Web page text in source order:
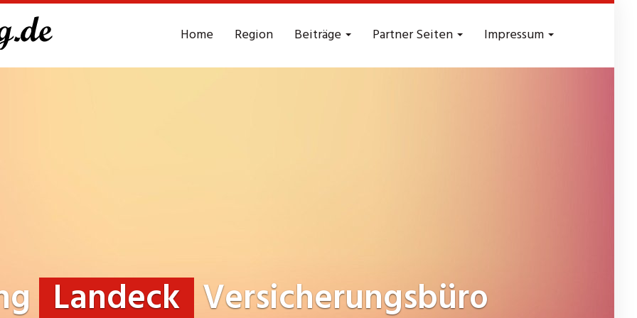
Home Region Beiträge Partner Seiten Impressum
Landeck Versicherungsbüro